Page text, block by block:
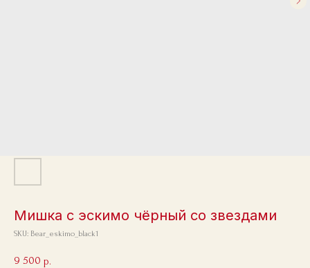
Мишка с эскимо чёрный со звездами
SKU: Bear_eskimo_black1
9 500 р.